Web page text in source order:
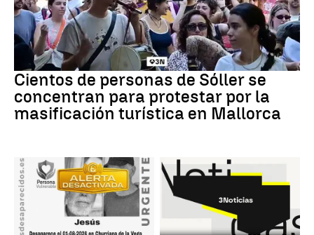
Protestas
Cientos de personas de Sóller se
concentran para protestar por la
masificación turística en Mallorca
granada